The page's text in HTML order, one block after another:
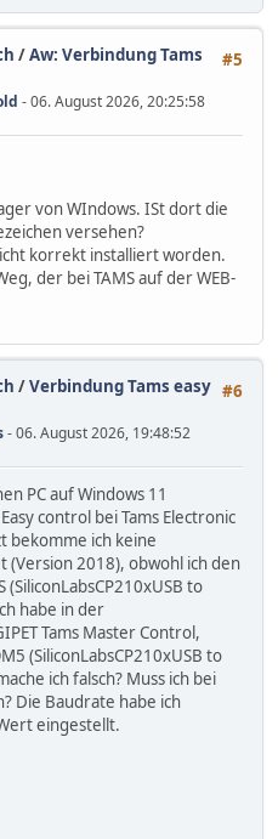
#5
/Aw: Verbindung Tams
- 06. August 2026, 20:25:58
von WIndows. ISt dort die
versehen?
korrekt installiert worden.
der bei TAMS auf der WEB-
#6
/Verbindung Tams easy
- 06. August 2026, 19:48:52
PC auf Windows 11
control bei Tams Electronic
bekomme ich keine
2018), obwohl ich den
to
habe in der
Tams Master Control,
(SiliconLabsCP210xUSB to
ich falsch? Muss ich bei
Die Baudrate habe ich
eingestellt.